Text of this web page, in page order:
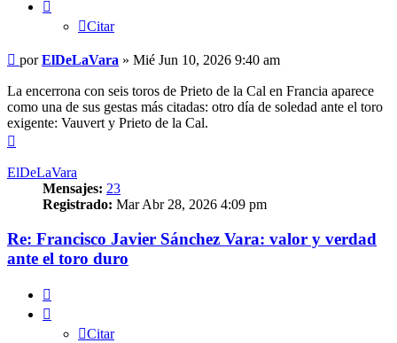
Citar
Mensaje
porElDeLaVara » Mié Jun 10, 2026 9:40 am
La encerrona con seis toros de Prieto de la Cal en Francia aparece
como una de sus gestas más citadas: otro día de soledad ante el toro
exigente: Vauvert y Prieto de la Cal.
ElDeLaVara
Mensajes: 23
Registrado: Mar Abr 28, 2026 4:09 pm
Re: Francisco Javier Sánchez Vara: valor y verdad
ante el toro duro
Citar